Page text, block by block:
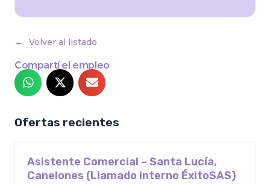
Volver al listado
Compartí el empleo
Ofertas recientes
Asistente Comercial – Santa Lucía,
Canelones (Llamado interno ÉxitoSAS)